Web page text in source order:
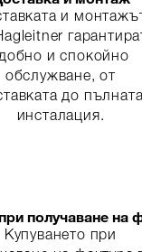
и
и спокойно
обслужване, от
до
инсталация.
получаване на
Купуването при